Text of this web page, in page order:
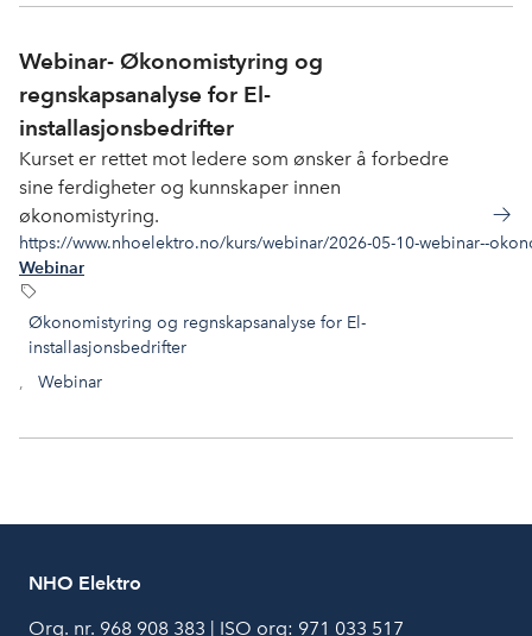
Webinar- Økonomistyring og
regnskapsanalyse for El-
installasjonsbedrifter
Kurset er rettet mot ledere som ønsker å forbedre
sine ferdigheter og kunnskaper innen
økonomistyring.
https://www.nhoelektro.no/kurs/webinar/2026-05-10-webinar--
Webinar
Økonomistyring og regnskapsanalyse for El-
installasjonsbedrifter
,
Webinar
NHO Elektro
Org. nr. 968 908 383 | ISO org: 971 033 517